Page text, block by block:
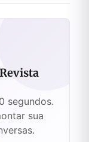
segundos.
sua